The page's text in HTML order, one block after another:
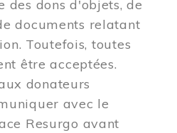
des dons d'objets, de
documents relatant
Toutefois, toutes
être acceptées.
donateurs
avec le
Resurgo avant